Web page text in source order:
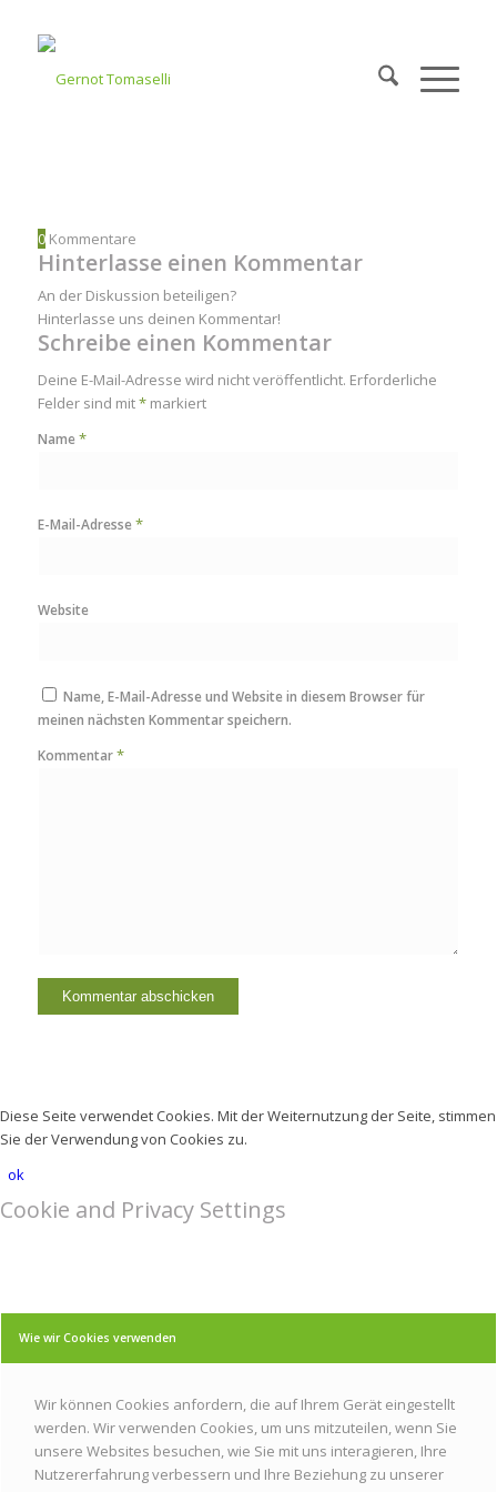
0 Kommentare
Hinterlasse einen Kommentar
An der Diskussion beteiligen?
Hinterlasse uns deinen Kommentar!
Schreibe einen Kommentar
Deine E-Mail-Adresse wird nicht veröffentlicht. Erforderliche
Felder sind mit*markiert
Name *
E-Mail-Adresse *
Website
Name, E-Mail-Adresse und Website in diesem Browser für
meinen nächsten Kommentar speichern.
Kommentar*
Diese Seite verwendet Cookies. Mit der Weiternutzung der Seite, stimmen
Sie der Verwendung von Cookies zu.
ok
Cookie and Privacy Settings
Wie wir Cookies verwenden
Wir können Cookies anfordern, die auf Ihrem Gerät eingestellt
werden. Wir verwenden Cookies, um uns mitzuteilen, wenn Sie
unsere Websites besuchen, wie Sie mit uns interagieren, Ihre
Nutzererfahrung verbessern und Ihre Beziehung zu unserer